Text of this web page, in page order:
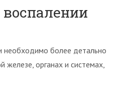
необходимо более детально
железе, органах и системах,